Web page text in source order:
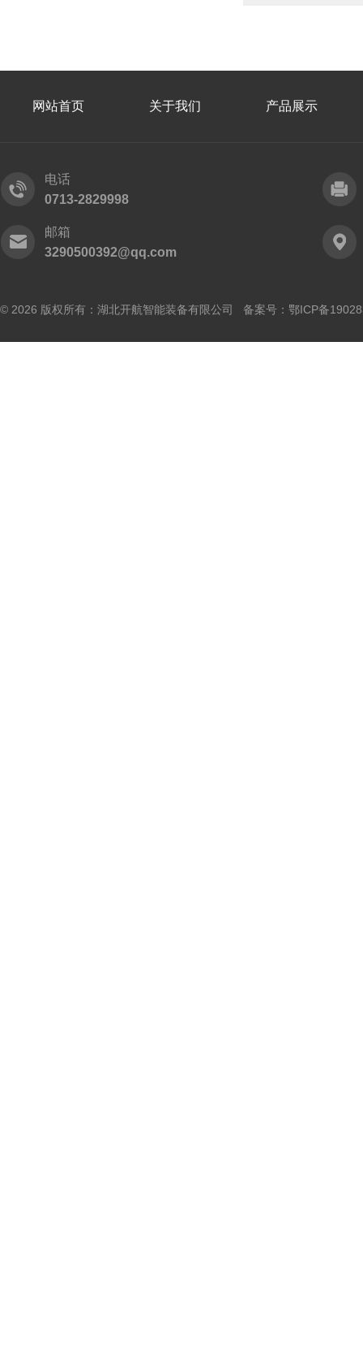
网站首页 关于我们 产品展示
电话
0713-2829998
邮箱
3290500392@qq.com
© 2026 版权所有：湖北开航智能装备有限公司 备案号： 鄂ICP备